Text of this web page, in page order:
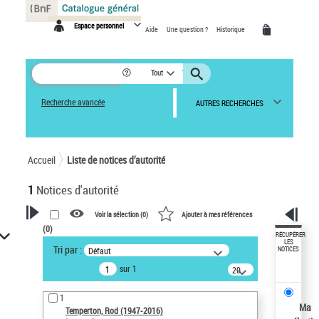
Espace personnel Aide Une question ? Historique
Tout
Recherche avancée AUTRES RECHERCHES
Accueil Liste de notices d’autorité
1 Notices d'autorité
VOTRE RECHERCHE
Recherche avancée dans les
notices d’autorité
Œuvres liées à l'auteur :
Temperton, Rod (1947-2016)
Voir la sélection (0) Ajouter à mes références
(0)
Tri par : Défaut
sur 1
20
résultats/page
1
Temperton, Rod (1947-2016)
RÉCUPÉRER
LES
NOTICES
Ma
Panneau de gestion des cookies